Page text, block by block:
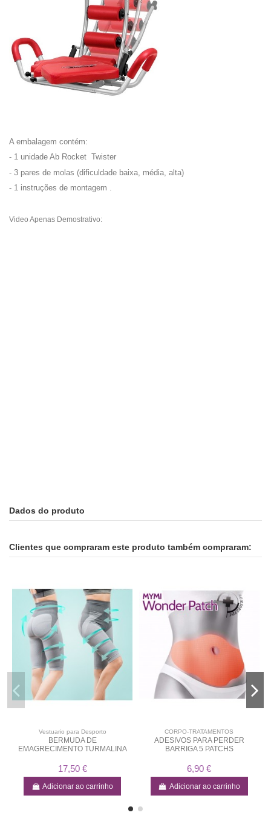
A embalagem contém:
- 1 unidade Ab Rocket Twister
- 3 pares de molas (dificuldade baixa, média, alta)
- 1 instruções de montagem .
Video Apenas Demostrativo:
Dados do produto
Clientes que compraram este produto também compraram:
Vestuario para Desporto
BERMUDA DE
EMAGRECIMENTO TURMALINA
17,50 €
Adicionar ao carrinho
CORPO-TRATAMENTOS
ADESIVOS PARA PERDER
BARRIGA 5 PATCHS
6,90 €
Adicionar ao carrinho